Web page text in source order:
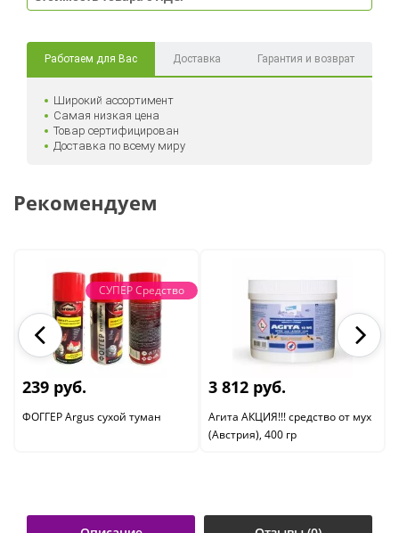
Работаем для Вас Доставка Гарантия и возврат
Широкий ассортимент
Самая низкая цена
Товар сертифицирован
Доставка по всему миру
Рекомендуем
СУПЕР Средство
239 руб.
ФОГГЕР Argus сухой туман
3 812 руб.
Агита АКЦИЯ!!! средство от мух
(Австрия), 400 гр